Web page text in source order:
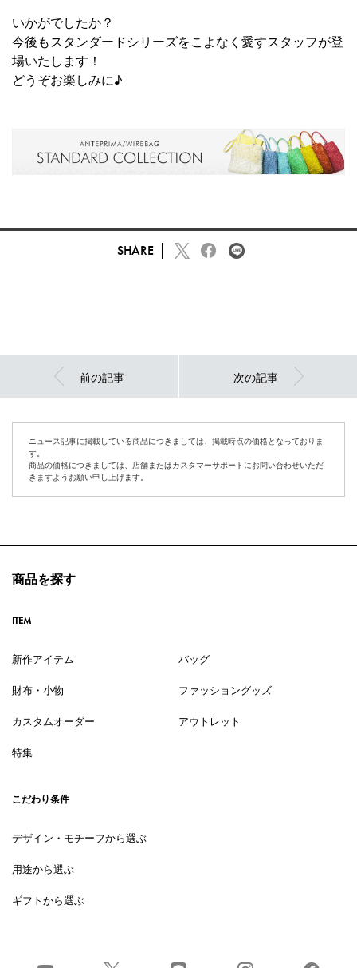
いかがでしたか？
今後もスタンダードシリーズをこよなく愛すスタッフが登
場いたします！
どうぞお楽しみに♪
SHARE
前の記事 次の記事
ニュース記事に掲載している商品につきましては、掲載時点の価格となっておりま
す。
商品の価格につきましては、店舗またはカスタマーサポートにお問い合わせいただ
きますようお願い申し上げます。
商品を探す
ITEM
新作アイテム バッグ
財布・小物 ファッショングッズ
カスタムオーダー アウトレット
特集
こだわり条件
デザイン・モチーフから選ぶ
用途から選ぶ
ギフトから選ぶ